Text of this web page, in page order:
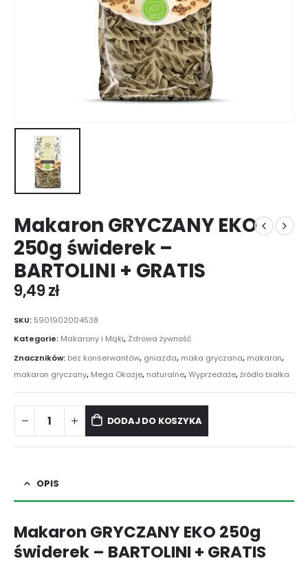
Makaron GRYCZANY EKO
250g świderek –
BARTOLINI + GRATIS
9,49zł
SKU: 5901902004538
Kategorie: Makarony i Mąki, Zdrowa żywność
Znaczników: bez konserwantów, gniazda, maka gryczana, makaron,
makaron gryczany, Mega Okazje, naturalne,Wyprzedaże,źródło białka
DODAJ DO KOSZYKA
OPIS
Makaron GRYCZANY EKO 250g
świderek – BARTOLINI + GRATIS